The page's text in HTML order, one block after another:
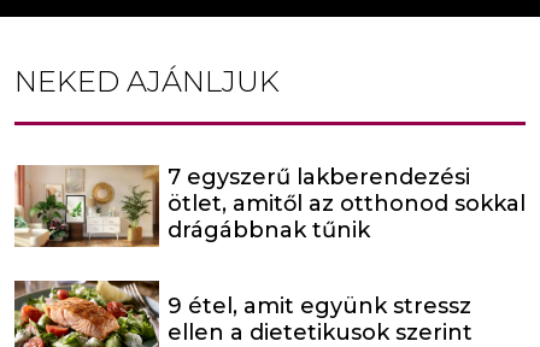
NEKED AJÁNLJUK
7 egyszerű lakberendezési
ötlet, amitől az otthonod sokkal
drágábbnak tűnik
9 étel, amit együnk stressz
ellen a dietetikusok szerint